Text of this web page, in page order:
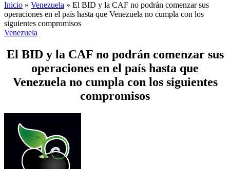
Inicio » Venezuela » El BID y la CAF no podrán comenzar sus
operaciones en el país hasta que Venezuela no cumpla con los
siguientes compromisos
Venezuela
El BID y la CAF no podrán comenzar sus
operaciones en el país hasta que
Venezuela no cumpla con los siguientes
compromisos